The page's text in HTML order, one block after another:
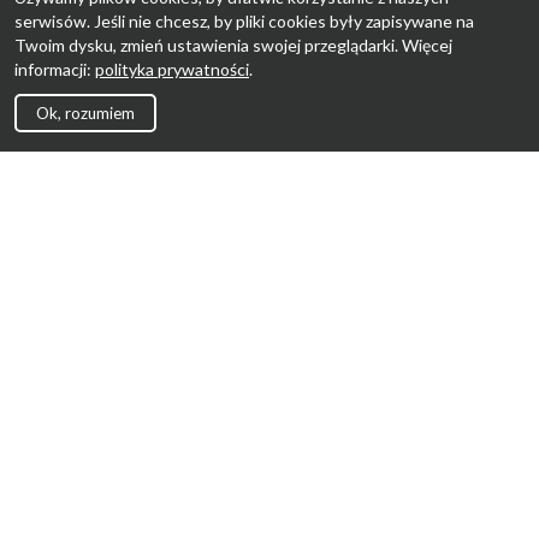
serwisów. Jeśli nie chcesz, by pliki cookies były zapisywane na
Twoim dysku, zmień ustawienia swojej przeglądarki. Więcej
informacji: polityka prywatności.
Ok, rozumiem